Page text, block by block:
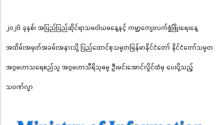
၂၀၂၆ ခုနှစ်၊ အပြည်ပြည်ဆိုင်ရာသမဝါယမနေ့နှင့် ကမ္ဘာ့ကျေးလက်ဖွံ့ဖြိုးရေးနေ့
အထိမ်းအမှတ်အခမ်းအနားသို့ ပြည်ထောင်စုသမ္မတမြန်မာနိုင်ငံတော် နိုင်ငံတော်သမ္မတ
အဂ္ဂမဟာသရေစည်သူ အဂ္ဂမဟာသီရိသုဓမ္မ ဦးမင်းအောင်လှိုင်ထံမှ ပေးပို့သည့်
သဝဏ်လွှာ